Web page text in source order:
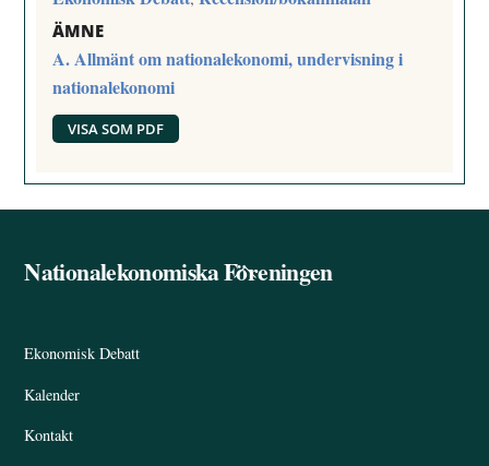
ÄMNE
A. Allmänt om nationalekonomi, undervisning i
nationalekonomi
VISA SOM PDF
Back
Nationalekonomiska Föreningen
Ekonomisk Debatt
Kalender
Kontakt